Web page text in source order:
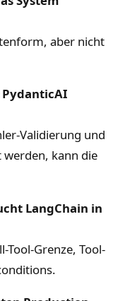
aber nicht
PydanticAI
Validierung und
kann die
LangChain in
Grenze, Tool-